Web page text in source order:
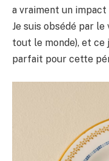
a vraiment un impact
Je suis obsédé par le
tout le monde), et
parfait pour cette